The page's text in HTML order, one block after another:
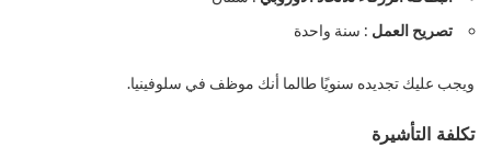
تصريح العمل : سنة واحدة
ويجب عليك تجديده سنويًا طالما أنك موظف في سلوفينيا.
تكلفة التأشيرة